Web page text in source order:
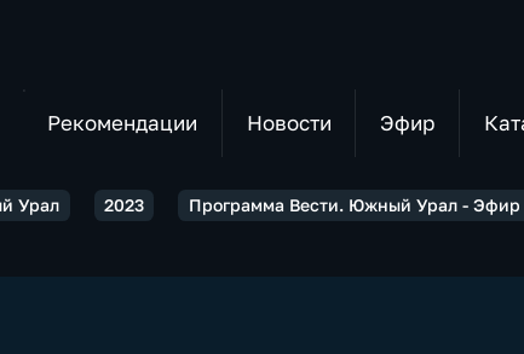
Рекомендации Новости Эфир
Урал 2023 Программа Вести. Южный Урал - Эфир